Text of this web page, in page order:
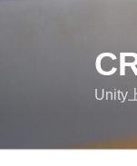
Unity